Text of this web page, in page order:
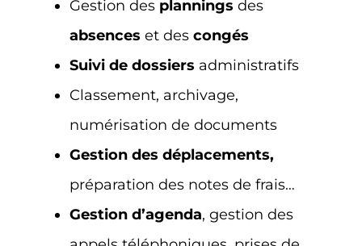
Gestion des plannings des
absences et descongés
Suivi de dossiers administratifs
Classement, archivage,
numérisation de documents
Gestion des déplacements,
préparation des notes de frais…
Gestion d’agenda, gestion des